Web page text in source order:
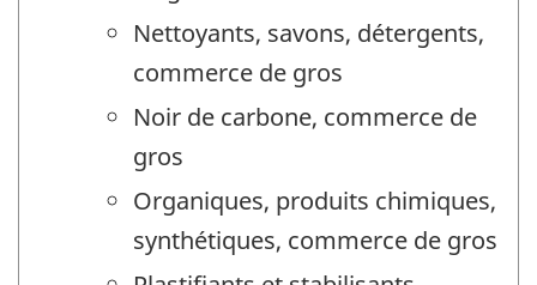
Nettoyants, savons, détergents,
commerce de gros
Noir de carbone, commerce de
gros
Organiques, produits chimiques,
synthétiques, commerce de gros